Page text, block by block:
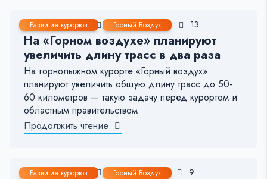
Развитие курортов Горный Воздух
19 Фев, 2020 4-5 мин. 80 13
На «Горном воздухе» планируют
увеличить длину трасс в два раза
На горнолыжном курорте «Горный воздух»
планируют увеличить общую длину трасс до 50-
60 километров — такую задачу перед курортом и
областным правительством
Продолжить чтение
Развитие курортов Горный Воздух
25 Ноя, 2019 1-2 мин. 44 9